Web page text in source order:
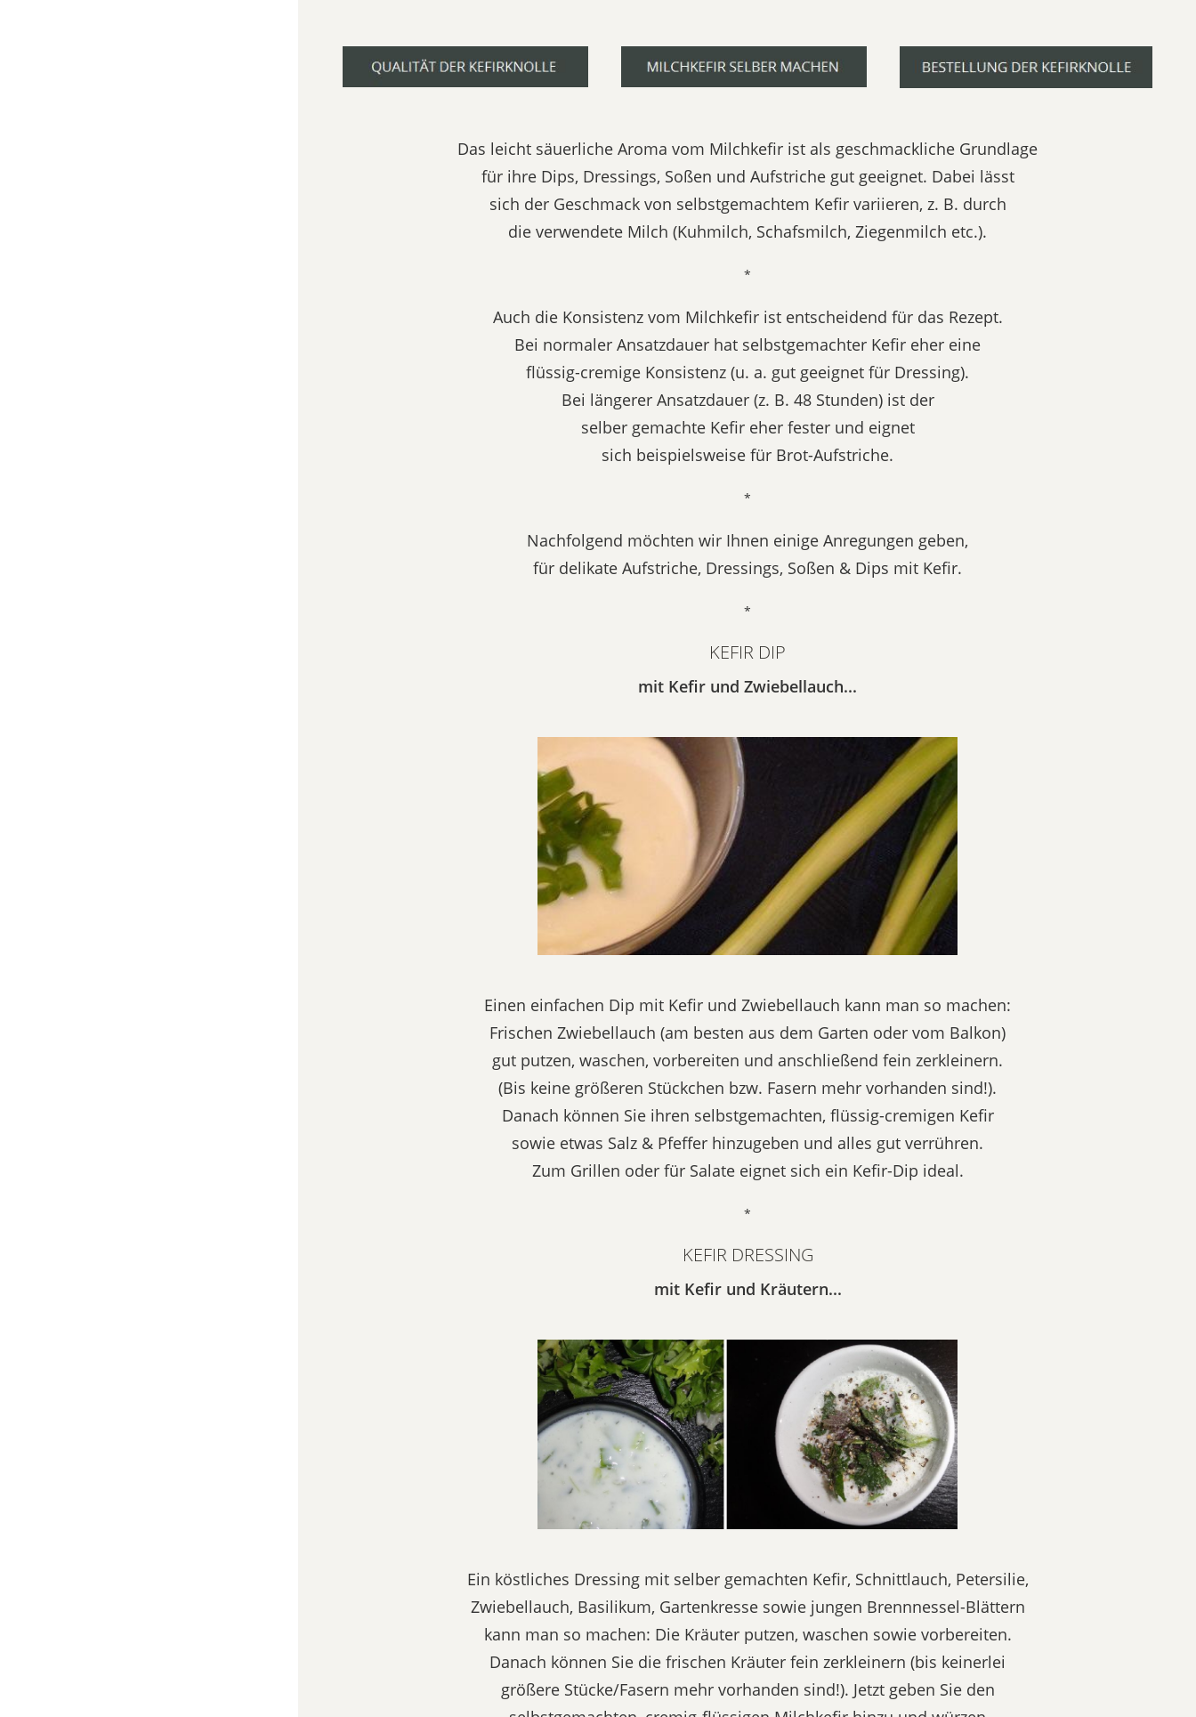
Das leicht säuerliche Aroma vom Milchkefir ist als geschmackliche Grundlage
für ihre Dips, Dressings, Soßen und Aufstriche gut geeignet. Dabei lässt
sich der Geschmack von selbstgemachtem Kefir variieren, z. B. durch
die verwendete Milch (Kuhmilch, Schafsmilch, Ziegenmilch etc.).
*
Auch die Konsistenz vom Milchkefir ist entscheidend für das Rezept.
Bei normaler Ansatzdauer hat selbstgemachter Kefir eher eine
flüssig-cremige Konsistenz (u. a. gut geeignet für Dressing).
Bei längerer Ansatzdauer (z. B. 48 Stunden) ist der
selber gemachte Kefir eher fester und eignet
sich beispielsweise für Brot-Aufstriche.
*
Nachfolgend möchten wir Ihnen einige Anregungen geben,
für delikate Aufstriche, Dressings, Soßen & Dips mit Kefir.
*
KEFIR DIP
mit Kefir und Zwiebellauch...
Einen einfachen Dip mit Kefir und Zwiebellauch kann man so machen:
Frischen Zwiebellauch (am besten aus dem Garten oder vom Balkon)
gut putzen, waschen, vorbereiten und anschließend fein zerkleinern.
(Bis keine größeren Stückchen bzw. Fasern mehr vorhanden sind!).
Danach können Sie ihren selbstgemachten, flüssig-cremigen Kefir
sowie etwas Salz & Pfeffer hinzugeben und alles gut verrühren.
Zum Grillen oder für Salate eignet sich ein Kefir-Dip ideal.
*
KEFIR DRESSING
mit Kefir und Kräutern...
Ein köstliches Dressing mit selber gemachten Kefir, Schnittlauch, Petersilie,
Zwiebellauch, Basilikum, Gartenkresse sowie jungen Brennnessel-Blättern
kann man so machen: Die Kräuter putzen, waschen sowie vorbereiten.
Danach können Sie die frischen Kräuter fein zerkleinern (bis keinerlei
größere Stücke/Fasern mehr vorhanden sind!). Jetzt geben Sie den